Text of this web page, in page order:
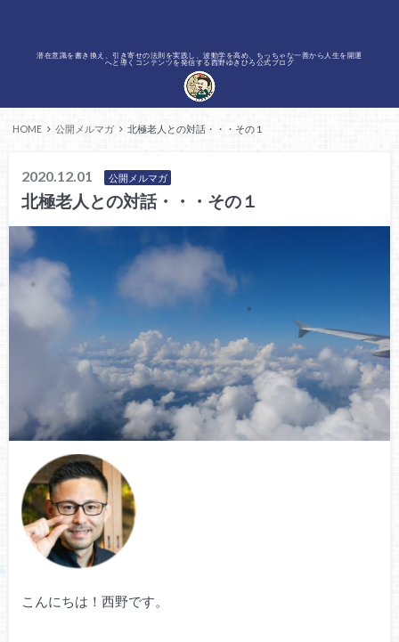
潜在意識を書き換え、引き寄せの法則を実践し、波動学を高め、ちっちゃな一善から人生を開運
へと導くコンテンツを発信する西野ゆきひろ公式ブログ
HOME 公開メルマガ 北極老人との対話・・・その１
2020.12.01 公開メルマガ
北極老人との対話・・・その１
こんにちは！西野です。